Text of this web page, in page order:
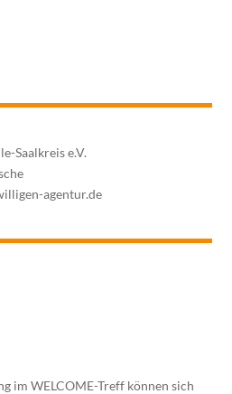
Saalkreis e.V.
agentur.de
im WELCOME-Treff können sich